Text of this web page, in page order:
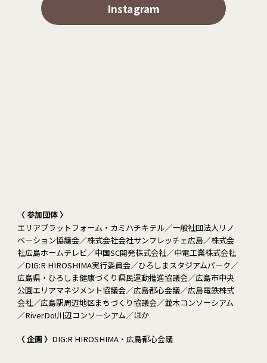
Instagram
〈 参加団体 〉
エリアプラットフォーム・カミハチキテル
一般社団法人リノ
ベーション協議会
株式会社会社サンフレッチェ広島
株式会
社広島ホームテレビ
中国SC開発株式会社
中電工業株式会社
DIG:R HIROSHIMA実行委員会
ひろしまスタジアムパーク
広島県・ひろしま健康づくり県民運動推進協議会
広島市中央
公園エリアマネジメント協議会
広島都心会議
広島電鉄株式
会社
広島駅周辺地区まちづくり協議会
並木コンソーシアム
RiverDo!川辺コンソーシアム
ほか
〈 企画 〉 DIG:R HIROSHIMA・広島都心会議